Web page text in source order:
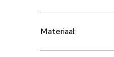
Materiaal: